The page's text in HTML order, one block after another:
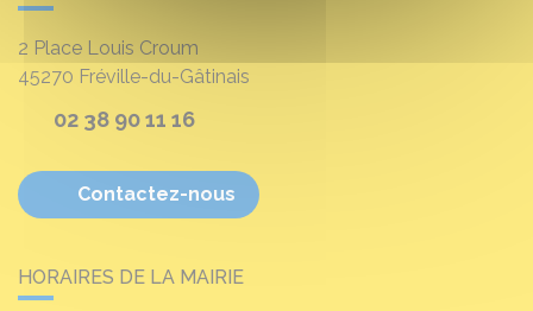
2 Place Louis Croum
45270 Fréville-du-Gâtinais
02 38 90 11 16
Contactez-nous
HORAIRES DE LA MAIRIE